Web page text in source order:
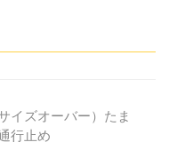
イズオーバー）たま
行止め